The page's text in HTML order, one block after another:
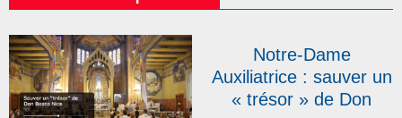
Notre-Dame
Auxiliatrice : sauver un
« trésor » de Don